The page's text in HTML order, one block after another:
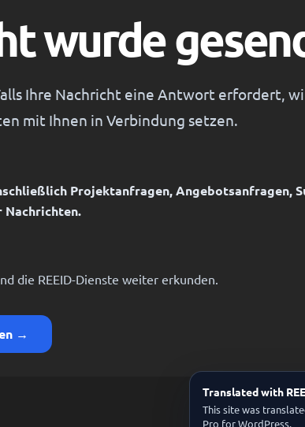
wurde
Ihre Nachricht eine Antwort erfordert,
mit Ihnen in Verbindung setzen.
Projektanfragen, Angebotsanfragen,
die REEID-Dienste weiter erkunden.
→
Translated with
This site was
Pro for WordPress.